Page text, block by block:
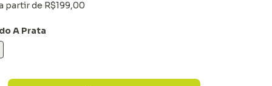
partir de R$199,00
A Prata